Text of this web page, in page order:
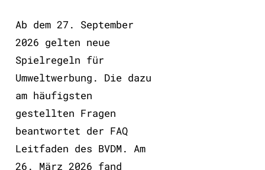
Ab dem 27. September
2026 gelten neue
Spielregeln für
Umweltwerbung. Die dazu
am häufigsten
gestellten Fragen
beantwortet der FAQ
Leitfaden des BVDM. Am
26. März 2026 fand